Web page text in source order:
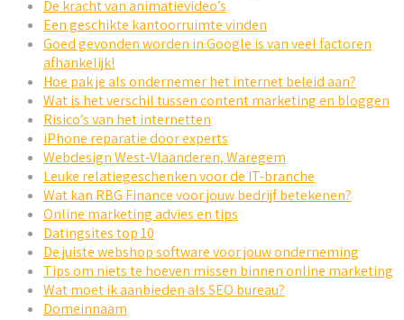
De kracht van animatievideo’s
Een geschikte kantoorruimte vinden
Goed gevonden worden in Google is van veel factoren
afhankelijk!
Hoe pak je als ondernemer het internet beleid aan?
Wat is het verschil tussen content marketing en bloggen
Risico’s van het internetten
iPhone reparatie door experts
Webdesign West-Vlaanderen, Waregem
Leuke relatiegeschenken voor de IT-branche
Wat kan RBG Finance voor jouw bedrijf betekenen?
Online marketing advies en tips
Datingsites top 10
De juiste webshop software voor jouw onderneming
Tips om niets te hoeven missen binnen online marketing
Wat moet ik aanbieden als SEO bureau?
Domeinnaam